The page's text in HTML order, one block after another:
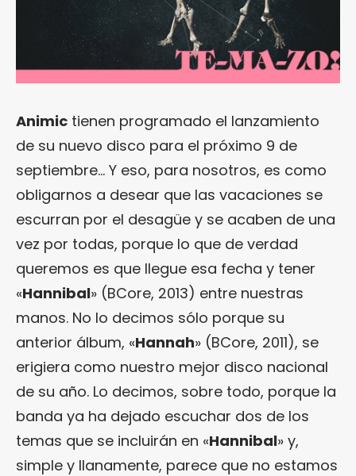
Animic tienen programado el lanzamiento
de su nuevo disco para el próximo 9 de
septiembre… Y eso, para nosotros, es como
obligarnos a desear que las vacaciones se
escurran por el desagüe y se acaben de una
vez por todas, porque lo que de verdad
queremos es que llegue esa fecha y tener
«Hannibal» (BCore, 2013) entre nuestras
manos. No lo decimos sólo porque su
anterior álbum, «Hannah» (BCore, 2011), se
erigiera como nuestro mejor disco nacional
de su año. Lo decimos, sobre todo, porque la
banda ya ha dejado escuchar dos de los
temas que se incluirán en «Hannibal» y,
simple y llanamente, parece que no estamos